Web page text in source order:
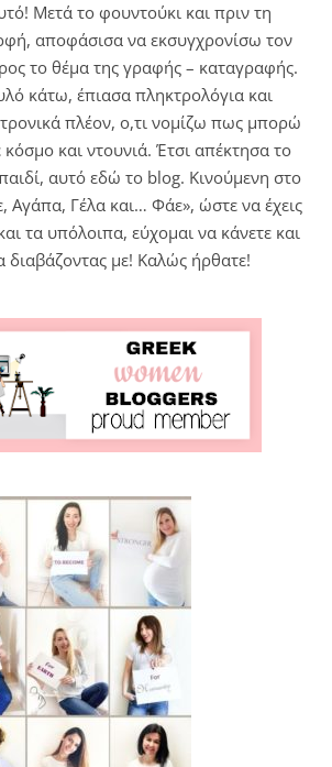
Μετά το φουντούκι και πριν τη
αποφάσισα να εκσυγχρονίσω τον
το θέμα της γραφής – καταγραφής.
κάτω, έπιασα πληκτρολόγια και
πλέον, ο,τι νομίζω πως μπορώ
και ντουνιά. Έτσι απέκτησα το
αυτό εδώ το blog. Κινούμενη στο
Αγάπα, Γέλα και… Φάε», ώστε να έχεις
τα υπόλοιπα, εύχομαι να κάνετε και
διαβάζοντας με! Καλώς ήρθατε!